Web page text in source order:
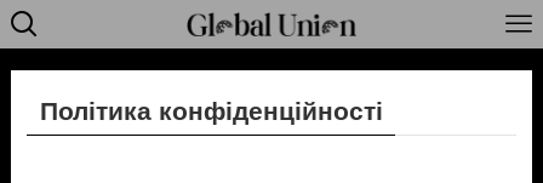
Політика конфіденційності